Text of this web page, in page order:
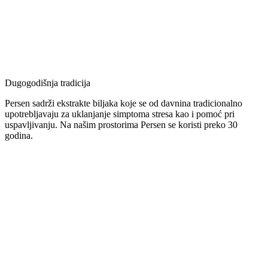
Dugogodišnja tradicija
Persen sadrži ekstrakte biljaka koje se od davnina tradicionalno
upotrebljavaju za uklanjanje simptoma stresa kao i pomoć pri
uspavljivanju. Na našim prostorima Persen se koristi preko 30
godina.